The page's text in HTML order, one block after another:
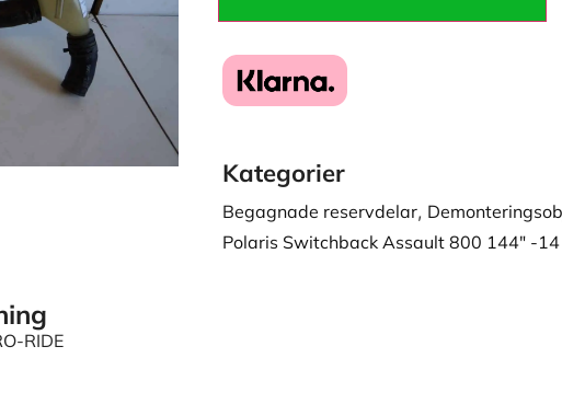
Kategorier
Begagnade reservdelar,
Polaris Switchback Assault 800 144" -
RIDE